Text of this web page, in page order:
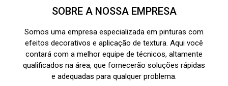
SOBRE A NOSSA EMPRESA
Somos uma empresa especializada em pinturas com
efeitos decorativos e aplicação de textura. Aqui você
contará com a melhor equipe de técnicos, altamente
qualificados na área, que fornecerão soluções rápidas
e adequadas para qualquer problema.